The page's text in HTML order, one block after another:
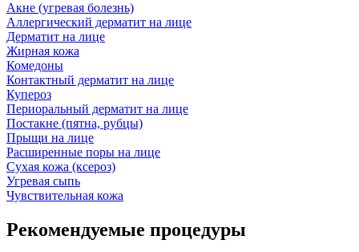
Акне (угревая болезнь)
Аллергический дерматит на лице
Дерматит на лице
Жирная кожа
Комедоны
Контактный дерматит на лице
Купероз
Периоральный дерматит на лице
Постакне (пятна, рубцы)
Прыщи на лице
Расширенные поры на лице
Сухая кожа (ксероз)
Угревая сыпь
Чувствительная кожа
Рекомендуемые процедуры